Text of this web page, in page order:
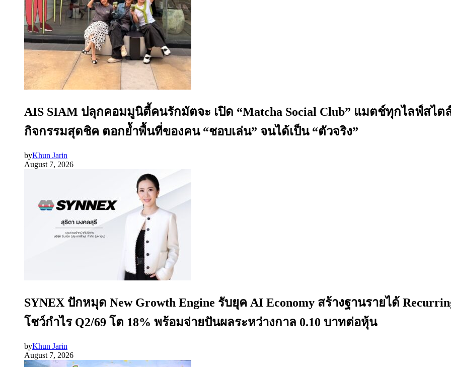
AIS SIAM ปลุกคอมมูนิตี้คนรักมัตจะ เปิด “Matcha Social Club” แมตช์ทุกไลฟ์สไ
กิจกรรมสุดชิค ตอกย้ำพื้นที่ของคน “ชอบเล่น” จนได้เป็น “ตัวจริง”
byKhun Jarin
August 7, 2026
SYNEX ปักหมุด New Growth Engine รับยุค AI Economy สร้างฐานรายได้
โชว์กำไร Q2/69 โต 18% พร้อมจ่ายปันผลระหว่างกาล 0.10 บาทต่อหุ้น
byKhun Jarin
August 7, 2026